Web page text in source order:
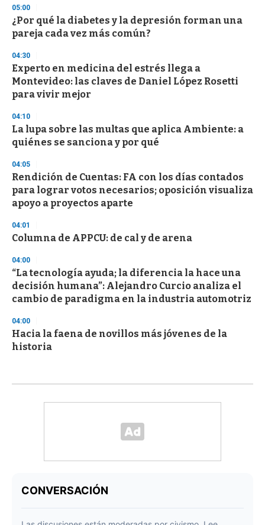
3
s
e
c
n
d
s
05:00
¿Por qué la diabetes y la depresión forman una
pareja cada vez más común?
04:30
Experto en medicina del estrés llega a
Montevideo: las claves de Daniel López Rosetti
para vivir mejor
04:10
La lupa sobre las multas que aplica Ambiente: a
quiénes se sanciona y por qué
04:05
Rendición de Cuentas: FA con los días contados
para lograr votos necesarios; oposición visualiza
apoyo a proyectos aparte
04:01
Columna de APPCU: de cal y de arena
04:00
“La tecnología ayuda; la diferencia la hace una
decisión humana”: Alejandro Curcio analiza el
cambio de paradigma en la industria automotriz
04:00
Hacia la faena de novillos más jóvenes de la
historia